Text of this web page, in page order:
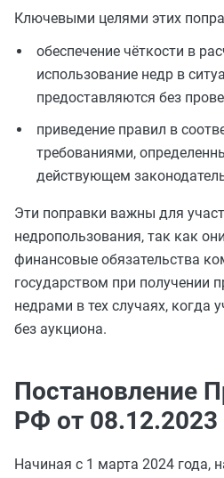
Ключевыми целями этих
обеспечение чёткости в
использование недр в
предоставляются без
приведение правил в
требованиями,
действующем
Эти поправки важны для
недропользования, так как
финансовые обязательства
государством при получении
недрами в тех случаях, когда
без аукциона.
Постановление
РФ от 08.12.2023
Начиная с 1 марта 2024 года,